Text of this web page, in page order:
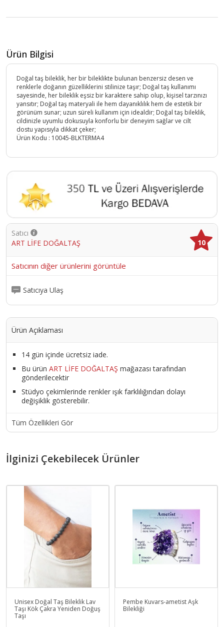
Ürün Bilgisi
Doğal taş bileklik, her bir bileklikte bulunan benzersiz desen ve
renklerle doğanın güzelliklerini stilinize taşır; Doğal taş kullanımı
sayesinde, her bileklik eşsiz bir karaktere sahip olup, kişisel tarzınızı
yansıtır; Doğal taş materyali ile hem dayanıklılık hem de estetik bir
görünüm sunar; uzun süreli kullanım için idealdir; Doğal taş bileklik,
cildinizle uyumlu dokusuyla konforlu bir deneyim sağlar ve cilt
dostu yapısıyla dikkat çeker;
Ürün Kodu : 10045-BLKTERMA4
Satıcı
ART LİFE DOĞALTAŞ
10
Satıcının diğer ürünlerini görüntüle
Satıcıya Ulaş
Ürün Açıklaması
14 gün içinde ücretsiz iade.
Bu ürün ART LİFE DOĞALTAŞ mağazası tarafından
gönderilecektir
Stüdyo çekimlerinde renkler ışık farklılığından dolayı
değişiklik gösterebilir.
Tüm Özellikleri Gör
İlginizi Çekebilecek Ürünler
Unisex Doğal Taş Bileklik Lav
Taşı Kök Çakra Yeniden Doğuş
Taşı
Pembe Kuvars-ametist Aşk
Bilekliği